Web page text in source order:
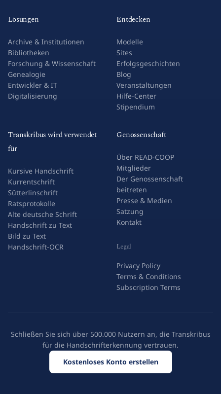
Lösungen
Archive & Institutionen
Bibliotheken
Forschung & Wissenschaft
Genealogie
Entwickler & IT
Digitalisierung
Entdecken
Modelle
Sites
Erfolgsgeschichten
Blog
Veranstaltungen
Hilfe-Center
Stipendium
Transkribus wird verwendet
für
Kursive Handschrift
Kurrentschrift
Sütterlinschrift
Ratsprotokolle
Alte deutsche Schrift
Handschrift zu Text
Bild zu Text
Handschrift-OCR
Genossenschaft
Über READ-COOP
Mitglieder
Der Genossenschaft
beitreten
Presse & Medien
Satzung
Kontakt
Legal
Privacy Policy
Terms & Conditions
Subscription Terms
Schließen Sie sich über 500.000 Nutzern an, die Transkribus
für die Handschrifterkennung vertrauen.
Kostenloses Konto erstellen